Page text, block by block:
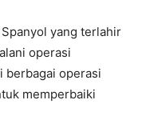
yang terlahir
operasi
berbagai operasi
memperbaiki